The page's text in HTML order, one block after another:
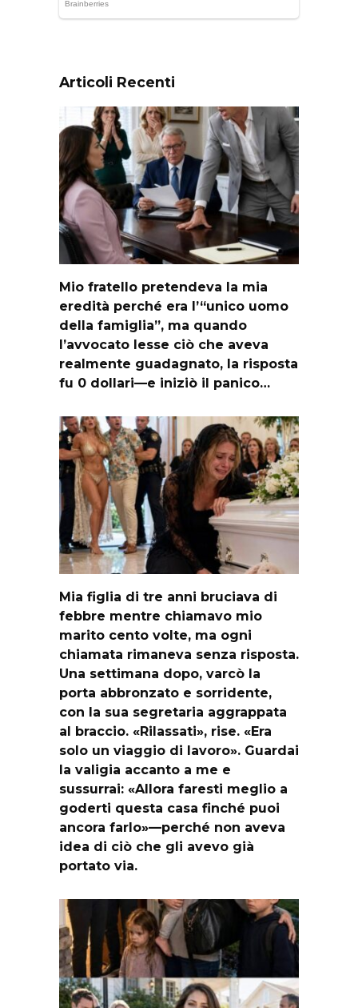
Articoli Recenti
Mio fratello pretendeva la mia
eredità perché era l’“unico uomo
della famiglia”, ma quando
l’avvocato lesse ciò che aveva
realmente guadagnato, la risposta
fu 0 dollari—e iniziò il panico…
Mia figlia di tre anni bruciava di
febbre mentre chiamavo mio
marito cento volte, ma ogni
chiamata rimaneva senza risposta.
Una settimana dopo, varcò la
porta abbronzato e sorridente,
con la sua segretaria aggrappata
al braccio. «Rilassati», rise. «Era
solo un viaggio di lavoro». Guardai
la valigia accanto a me e
sussurrai: «Allora faresti meglio a
goderti questa casa finché puoi
ancora farlo»—perché non aveva
idea di ciò che gli avevo già
portato via.